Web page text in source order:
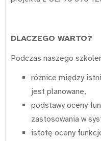
DLACZEGO WARTO?
Podczas naszego
różnice między
jest planowane,
podstawy oceny
zastosowania w
istotę oceny